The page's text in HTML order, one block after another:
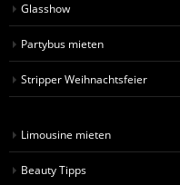
Glasshow
Partybus mieten
Stripper Weihnachtsfeier
Limousine mieten
Beauty Tipps